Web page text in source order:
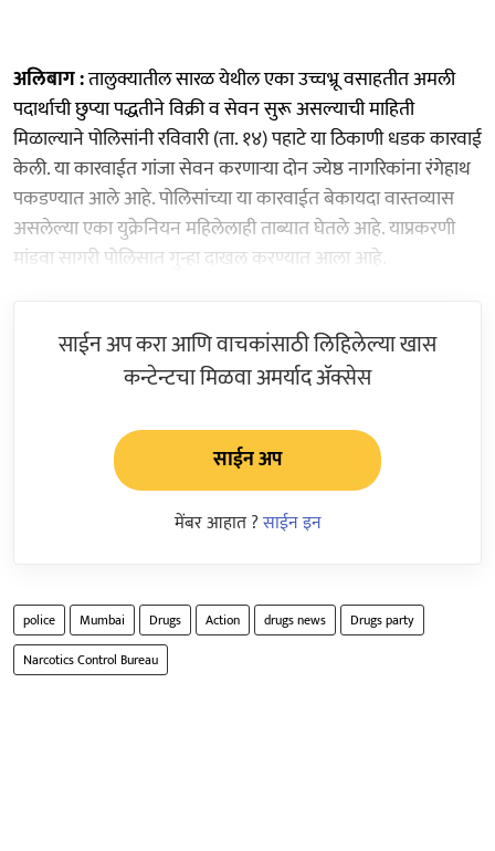
अलिबाग :तालुक्यातील सारळ येथील एका उच्चभ्रू वसाहतीत अमली
पदार्थाची छुप्या पद्धतीने विक्री व सेवन सुरू असल्याची माहिती
मिळाल्याने पोलिसांनी रविवारी (ता. १४) पहाटे या ठिकाणी धडक कारवाई
केली. या कारवाईत गांजा सेवन करणाऱ्या दोन ज्येष्ठ नागरिकांना रंगेहाथ
पकडण्यात आले आहे. पोलिसांच्या या कारवाईत बेकायदा वास्तव्यास
असलेल्या एका युक्रेनियन महिलेलाही ताब्यात घेतले आहे. याप्रकरणी
मांडवा सागरी पोलिसात गुन्हा दाखल करण्यात आला आहे.
साईन अप करा आणि वाचकांसाठी लिहिलेल्या खास
कन्टेन्टचा मिळवा अमर्याद ॲक्सेस
साईन अप
मेंबर आहात ?साईन इन
police Mumbai Drugs Action drugs news
Drugs party
Narcotics Control Bureau